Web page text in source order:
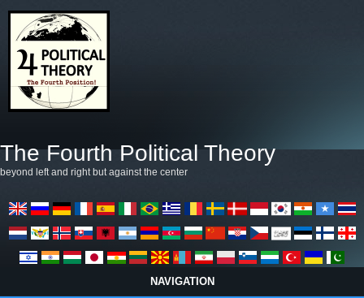
The Fourth Political Theory
beyond left and right but against the center
NAVIGATION